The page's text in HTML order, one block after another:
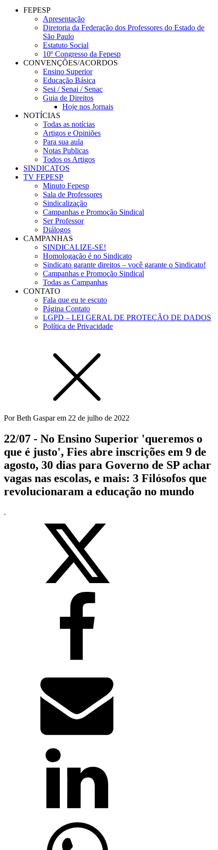
FEPESP
Apresentação
Diretoria da Federação dos Professores do Estado de
São Paulo
Estatuto Social
10º Congresso da Fepesp
CONVENÇÕES/ACORDOS
Ensino Superior
Educação Básica
Sesi / Senai / Senac
Guia de Direitos
Hoje nos Jornais
NOTÍCIAS
Todas as notícias
Artigos e Opiniões
Para sua aula
Notas Publicas
Todos os Artigos
SINDICATOS
TV FEPESP
Minuto Fepesp
Sala de Professores
Sindicalização
Campanhas e Promoção Sindical
Ser Professor
Diálogos
CAMPANHAS
SINDICALIZE-SE!
Homologação é no Sindicato
Sindicato garante direitos – você garante o Sindicato!
Campanhas e Promoção Sindical
Todas as Campanhas
CONTATO
Fala que eu te escuto
Página Contato
LGPD – LEI GERAL DE PROTEÇÃO DE DADOS
Política de Privacidade
PorBeth Gasparem 22 de julho de 2022
22/07 - No Ensino Superior 'queremos o
que é justo', Fies abre inscrições em 9 de
agosto, 30 dias para Governo de SP achar
vagas nas escolas, e mais: 3 Filósofos que
revolucionaram a educação no mundo
.